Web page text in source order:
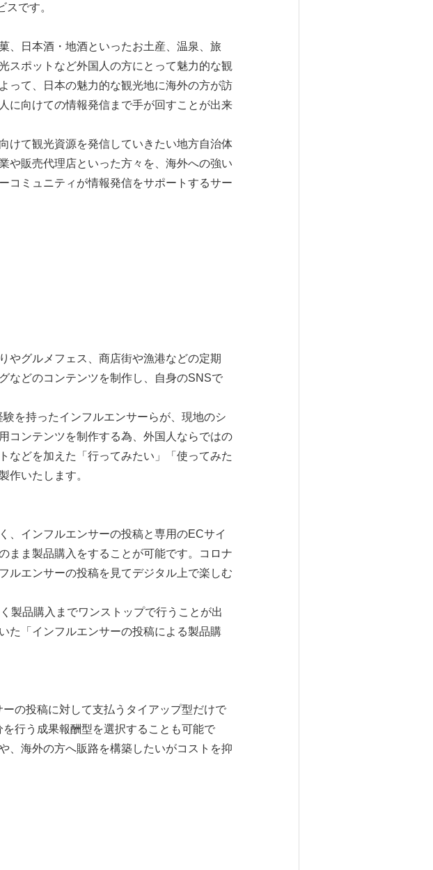
です。
、日本酒・地酒といったお土産、温泉、旅
スポットなど外国人の方にとって魅力的な観
って、日本の魅力的な観光地に海外の方が訪
に向けての情報発信まで手が回すことが出来
けて観光資源を発信していきたい地方自治体
や販売代理店といった方々を、海外への強い
コミュニティが情報発信をサポートするサー
やグルメフェス、商店街や漁港などの定期
などのコンテンツを制作し、自身のSNSで
を持ったインフルエンサーらが、現地のシ
コンテンツを制作する為、外国人ならではの
などを加えた「行ってみたい」「使ってみた
作いたします。
、インフルエンサーの投稿と専用のECサイ
まま製品購入をすることが可能です。コロナ
ルエンサーの投稿を見てデジタル上で楽しむ
製品購入までワンストップで行うことが出
た「インフルエンサーの投稿による製品購
の投稿に対して支払うタイアップ型だけで
行う成果報酬型を選択することも可能で
、海外の方へ販路を構築したいがコストを抑